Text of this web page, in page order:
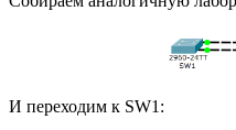
И переходим к SW1: